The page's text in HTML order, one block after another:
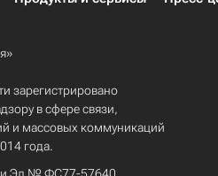
зарегистрировано
в сфере связи,
и массовых коммуникаций
года.